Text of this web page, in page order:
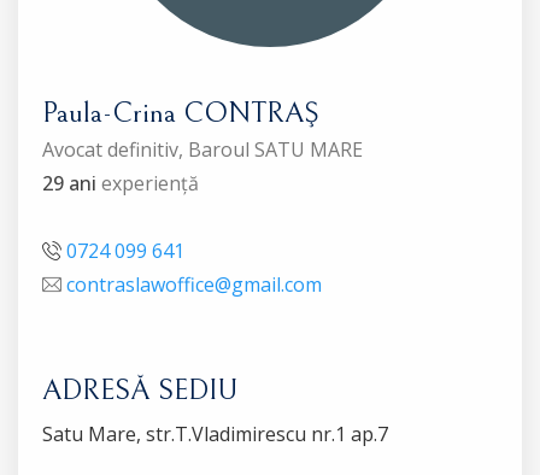
Paula-Crina CONTRAŞ
Avocat definitiv, Baroul SATU MARE
29 ani experiență
0724 099 641
contraslawoffice@gmail.com
ADRESĂ SEDIU
Satu Mare, str.T.Vladimirescu nr.1 ap.7